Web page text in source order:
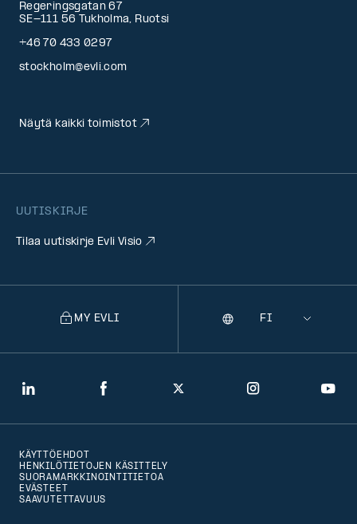
UUTISKIRJE
Tilaa uutiskirje Evli Visio
Regeringsgatan 67
SE-111 56 Tukholma, Ruotsi
+46 70 433 0297
stockholm@evli.com
Näytä kaikki toimistot
LinkedIn Facebook Twitter Instagram
MY EVLI
Selecting
Kieli
KÄYTTÖEHDOT
HENKILÖTIETOJEN KÄSITTELY
SUORAMARKKINOINTITIETOA
EVÄSTEET
SAAVUTETTAVUUS